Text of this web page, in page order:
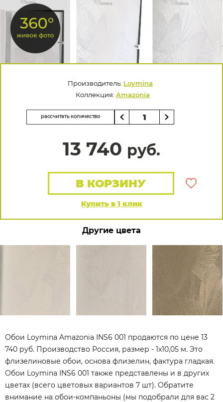
Производитель: Loymina
Коллекция: Amazonia
рассчитать количество
13 740 руб.
Купить в 1 клик
В КОРЗИНУ
Другие цвета
Обои Loymina Amazonia INS6 001 продаются по цене 13
740 руб. Производство Россия, размер - 1x10,05 м. Это
флизелиновые обои, основа флизелин, фактура гладкая.
Обои Loymina INS6 001 также представлены и в других
цветах (всего цветовых вариантов 7 шт). Обратите
внимание на обои-компаньоны (мы подобрали для вас 2